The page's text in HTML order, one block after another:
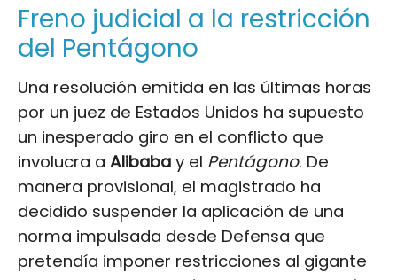
Freno judicial a la restricción
del Pentágono
Una resolución emitida en las últimas horas
por un juez de Estados Unidos ha supuesto
un inesperado giro en el conflicto que
involucra a Alibaba y el Pentágono. De
manera provisional, el magistrado ha
decidido suspender la aplicación de una
norma impulsada desde Defensa que
pretendía imponer restricciones al gigante